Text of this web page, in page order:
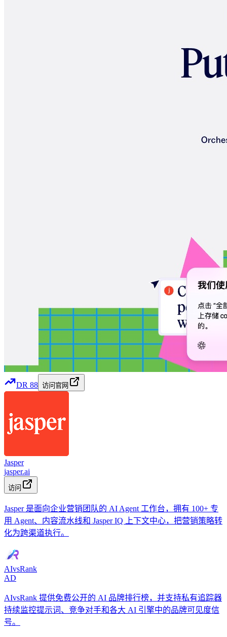
DR 88 访问官网
Jasper
jasper.ai
访问
Jasper 是面向企业营销团队的 AI Agent 工作台，拥有 100+ 专
用 Agent、内容流水线和 Jasper IQ 上下文中心，把营销策略转
化为跨渠道执行。
AIvsRank
AD
AIvsRank 提供免费公开的 AI 品牌排行榜，并支持私有追踪器
持续监控提示词、竞争对手和各大 AI 引擎中的品牌可见度信
号。